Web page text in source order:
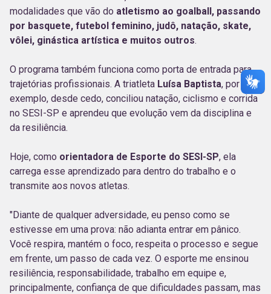
modalidades que vão do atletismo ao goalball, passando
por basquete, futebol feminino, judô, natação, skate,
vôlei, ginástica artística e muitos outros.
O programa também funciona como porta de entrada para
trajetórias profissionais. A triatleta Luísa Baptista, por
exemplo, desde cedo, conciliou natação, ciclismo e corrida
no SESI-SP e aprendeu que evolução vem da disciplina e
da resiliência.
Hoje, como orientadora de Esporte do SESI-SP, ela
carrega esse aprendizado para dentro do trabalho e o
transmite aos novos atletas.
"Diante de qualquer adversidade, eu penso como se
estivesse em uma prova: não adianta entrar em pânico.
Você respira, mantém o foco, respeita o processo e segue
em frente, um passo de cada vez. O esporte me ensinou
resiliência, responsabilidade, trabalho em equipe e,
principalmente, confiança de que dificuldades passam, mas